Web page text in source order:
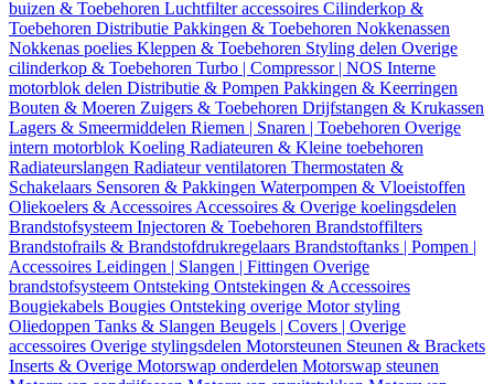
buizen & Toebehoren Luchtfilter accessoires Cilinderkop &
Toebehoren Distributie Pakkingen & Toebehoren Nokkenassen
Nokkenas poelies Kleppen & Toebehoren Styling delen Overige
cilinderkop & Toebehoren Turbo | Compressor | NOS Interne
motorblok delen Distributie & Pompen Pakkingen & Keerringen
Bouten & Moeren Zuigers & Toebehoren Drijfstangen & Krukassen
Lagers & Smeermiddelen Riemen | Snaren | Toebehoren Overige
intern motorblok Koeling Radiateuren & Kleine toebehoren
Radiateurslangen Radiateur ventilatoren Thermostaten &
Schakelaars Sensoren & Pakkingen Waterpompen & Vloeistoffen
Oliekoelers & Accessoires Accessoires & Overige koelingsdelen
Brandstofsysteem Injectoren & Toebehoren Brandstoffilters
Brandstofrails & Brandstofdrukregelaars Brandstoftanks | Pompen |
Accessoires Leidingen | Slangen | Fittingen Overige
brandstofsysteem Ontsteking Ontstekingen & Accessoires
Bougiekabels Bougies Ontsteking overige Motor styling
Oliedoppen Tanks & Slangen Beugels | Covers | Overige
accessoires Overige stylingsdelen Motorsteunen Steunen & Brackets
Inserts & Overige Motorswap onderdelen Motorswap steunen